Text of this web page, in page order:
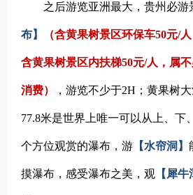
之后游览亚洲最大，贵州必游
布】 （含黄果树景区环保车50元/
含黄果树景区内扶梯50元/人，属
消费） ，游览不少于2H；黄果树
77.8米是世界上唯一可以从上、下
个方位观赏的瀑布，游 【水帘洞】
摸瀑布，感受瀑布之美，观 【犀牛